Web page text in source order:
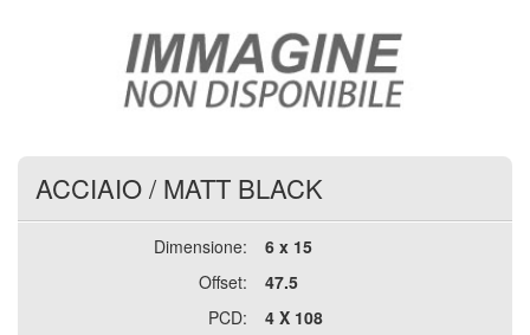
ACCIAIO/ MATT BLACK
Dimensione:
6 x 15
Offset:
47.5
PCD:
4 X 108